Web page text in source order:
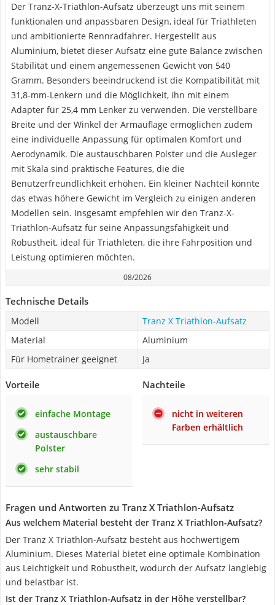
Der Tranz-X-Triathlon-Aufsatz überzeugt uns mit seinem
funktionalen und anpassbaren Design, ideal für Triathleten
und ambitionierte Rennradfahrer. Hergestellt aus
Aluminium, bietet dieser Aufsatz eine gute Balance zwischen
Stabilität und einem angemessenen Gewicht von 540
Gramm. Besonders beeindruckend ist die Kompatibilität mit
31,8-mm-Lenkern und die Möglichkeit, ihn mit einem
Adapter für 25,4 mm Lenker zu verwenden. Die verstellbare
Breite und der Winkel der Armauflage ermöglichen zudem
eine individuelle Anpassung für optimalen Komfort und
Aerodynamik. Die austauschbaren Polster und die Ausleger
mit Skala sind praktische Features, die die
Benutzerfreundlichkeit erhöhen. Ein kleiner Nachteil könnte
das etwas höhere Gewicht im Vergleich zu einigen anderen
Modellen sein. Insgesamt empfehlen wir den Tranz-X-
Triathlon-Aufsatz für seine Anpassungsfähigkeit und
Robustheit, ideal für Triathleten, die ihre Fahrposition und
Leistung optimieren möchten.
08/2026
Technische Details
Modell
Tranz X Triathlon-Aufsatz
Material
Aluminium
Für Hometrainer geeignet
Ja
Vorteile
einfache Montage
austauschbare
Polster
sehr stabil
Nachteile
nicht in weiteren
Farben erhältlich
Fragen und Antworten zu Tranz X Triathlon-Aufsatz
Aus welchem Material besteht der Tranz X Triathlon-Aufsatz?
Der Tranz X Triathlon-Aufsatz besteht aus hochwertigem
Aluminium. Dieses Material bietet eine optimale Kombination
aus Leichtigkeit und Robustheit, wodurch der Aufsatz langlebig
und belastbar ist.
Ist der Tranz X Triathlon-Aufsatz in der Höhe verstellbar?